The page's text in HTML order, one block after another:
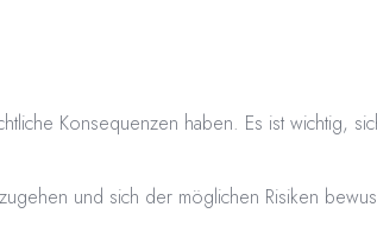
Konsequenzen haben. Es ist wichtig,
und sich der möglichen Risiken